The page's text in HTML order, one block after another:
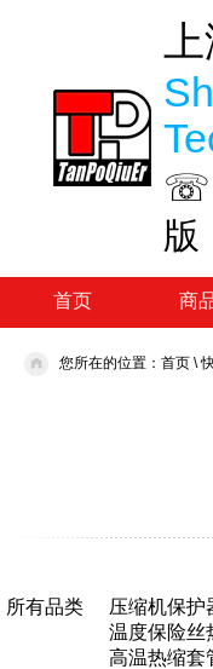
☏
版
首页 商
您所在的位置： 首页 \
所有品类 压缩机保护
温度保险丝
高温热缩套